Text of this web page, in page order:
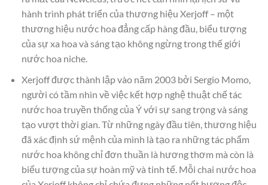
hành trình phát triển của thương hiệu Xerjoff – một
thương hiệu nước hoa đẳng cấp hàng đầu, biểu tượng
của sự xa hoa và sáng tạo không ngừng trong thế giới
nước hoa niche.
Xerjoff được thành lập vào năm 2003 bởi Sergio Momo,
người có tầm nhìn về việc kết hợp nghệ thuật chế tác
nước hoa truyền thống của Ý với sự sang trọng và sáng
tạo vượt thời gian. Từ những ngày đầu tiên, thương hiệu
đã xác định sứ mệnh của mình là tạo ra những tác phẩm
nước hoa không chỉ đơn thuần là hương thơm mà còn là
biểu tượng của sự hoàn mỹ và tinh tế. Mỗi chai nước hoa